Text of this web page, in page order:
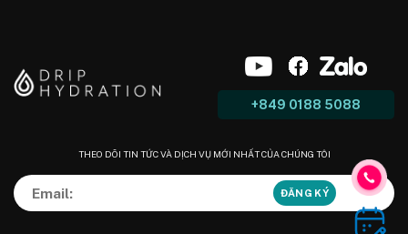
+849 0188 5088
THEO DÕI TIN TỨC VÀ DỊCH VỤ MỚI NHẤT CỦA CHÚNG TÔI